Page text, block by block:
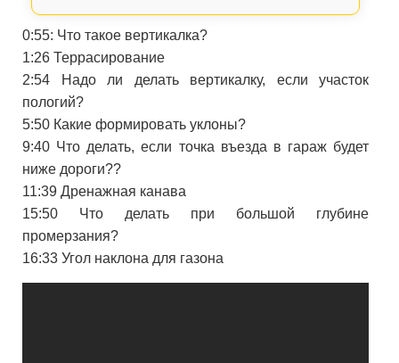
0:55: Что такое вертикалка?
1:26 Террасирование
2:54 Надо ли делать вертикалку, если участок
пологий?
5:50 Какие формировать уклоны?
9:40 Что делать, если точка въезда в гараж будет
ниже дороги??
11:39 Дренажная канава
15:50 Что делать при большой глубине
промерзания?
16:33 Угол наклона для газона